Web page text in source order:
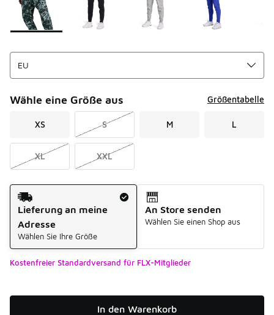
Wähle eine Größe aus Größentabelle
XS S M L
XL XXL
Versandart
Lieferung an meine
Adresse
Wählen Sie Ihre Größe
An Store senden
Wählen Sie einen Shop aus
Kostenfreier Standardversand für FLX-Mitglieder
In den Warenkorb